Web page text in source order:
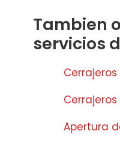
Tambien
servicios
Apertura